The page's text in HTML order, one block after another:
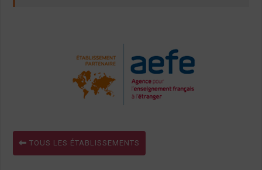
TOUS LES ÉTABLISSEMENTS